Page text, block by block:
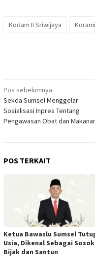
Kodam II Sriwijaya
Navigasi
pos
Pos sebelumnya
Sekda Sumsel Menggelar
Sosialisasi Inpres Tentang
Pengawasan Obat dan
POS TERKAIT
Ketua Bawaslu Sumsel
Usia, Dikenal Sebagai Sosok
Bijak dan Santun